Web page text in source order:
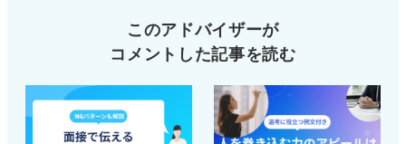
このアドバイザーが
コメントした記事を読む